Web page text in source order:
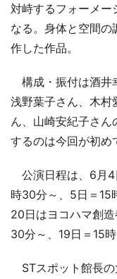
対峙するフォーメー
なる。身体と空間の
作した作品。
構成・振付は酒井
浅野葉子さん、木村
ん、山崎安紀子さ
するのは今回が初め
公演日程は、6月4
時30分～、5日＝15
20日はヨコハマ創
30分～、19日＝15
STスポット館長の